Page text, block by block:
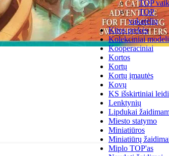
TOP
TOP
vakarėlių
Kitos prekės
Kolekciniai
Kooperaciniai
Kortos
Kortų
Kortų įmautės
Kovų
KS išskirtiniai
Lenktynių
Lipdukai
Miesto statymo
Miniatiūros
Miniatiūrų
Miplo TOP'as